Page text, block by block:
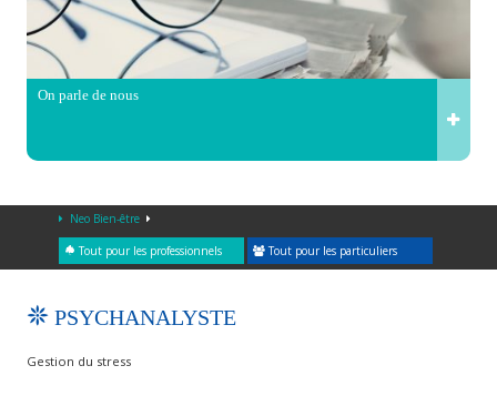
On parle de nous
Neo Bien-être
Tout pour les professionnels Tout pour les particuliers
PSYCHANALYSTE
Gestion du stress